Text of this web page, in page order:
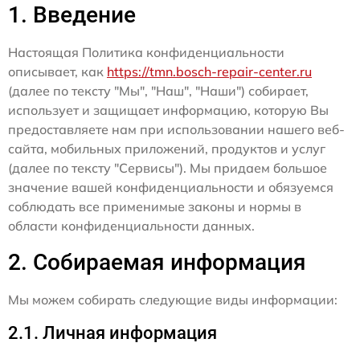
1. Введение
Настоящая Политика конфиденциальности
описывает, как https://tmn.bosch-repair-center.ru
(далее по тексту "Мы", "Наш", "Наши") собирает,
использует и защищает информацию, которую Вы
предоставляете нам при использовании нашего веб-
сайта, мобильных приложений, продуктов и услуг
(далее по тексту "Сервисы"). Мы придаем большое
значение вашей конфиденциальности и обязуемся
соблюдать все применимые законы и нормы в
области конфиденциальности данных.
2. Собираемая информация
Мы можем собирать следующие виды информации:
2.1. Личная информация